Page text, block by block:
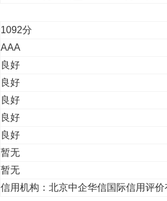
1092分
AAA
良好
良好
良好
良好
良好
暂无
暂无
信用机构：北京中企华信国际信用评